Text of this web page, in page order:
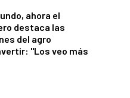
ahora el
destaca las
del agro
"Los veo más